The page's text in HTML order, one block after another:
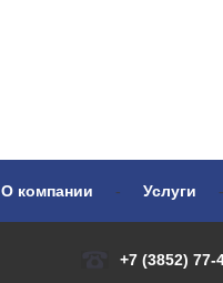
О компании - Услуги -
+7 (3852) 77-